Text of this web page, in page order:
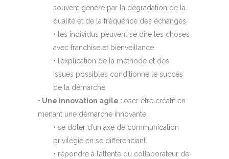
souvent généré par la dégradation de la
qualité et de la fréquence des échanges
• les individus peuvent se dire les choses
avec franchise et bienveillance
• l’explication de la méthode et des
issues possibles conditionne le succès
de la démarche
• Une innovation agile : oser être créatif en
menant une démarche innovante
• se doter d’un axe de communication
privilégié en se différenciant
• répondre à l’attente du collaborateur de